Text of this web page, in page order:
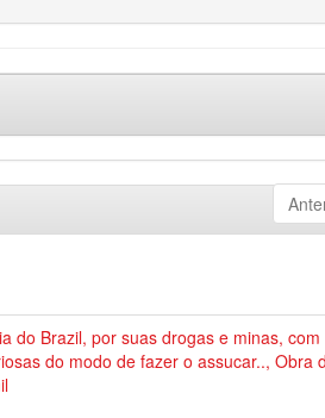
do Brazil, por suas drogas e minas, com
do modo de fazer o assucar.., Obra